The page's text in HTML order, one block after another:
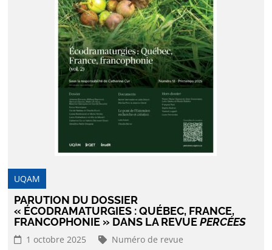
UQAM
PARUTION DU DOSSIER
« ÉCODRAMATURGIES : QUÉBEC, FRANCE,
FRANCOPHONIE » DANS LA REVUEPERCÉES
1 octobre 2025 Numéro de revue